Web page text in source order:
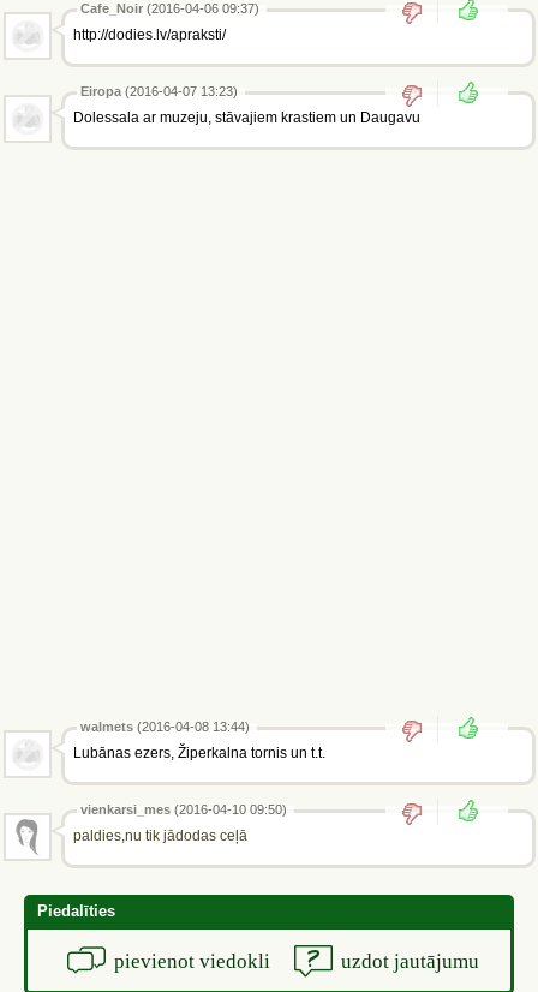
Cafe_Noir (2016-04-06 09:37)
http://dodies.lv/apraksti/
Eiropa (2016-04-07 13:23)
Dolessala ar muzeju, stāvajiem krastiem un Daugavu
walmets (2016-04-08 13:44)
Lubānas ezers, Žiperkalna tornis un t.t.
vienkarsi_mes (2016-04-10 09:50)
paldies,nu tik jādodas ceļā
Piedalīties
pievienot viedokli uzdot jautājumu